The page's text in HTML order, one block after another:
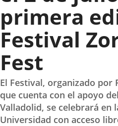
primera
Festival
Fest
El Festival, organizado por
que cuenta con el apoyo
Valladolid, se celebrará en
Universidad con acceso